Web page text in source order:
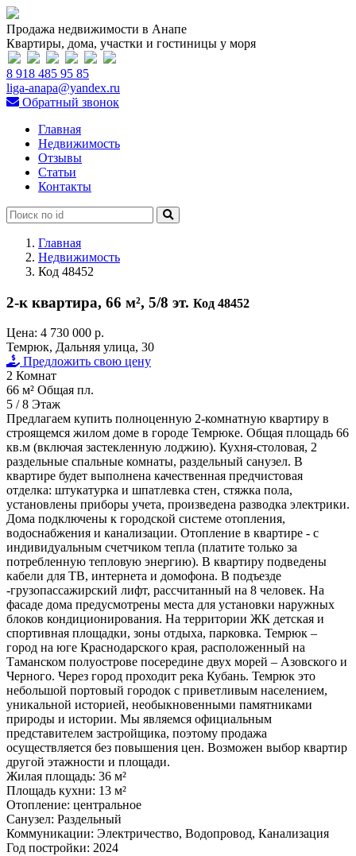
Продажа недвижимости в Анапе
Квартиры, дома, участки и гостиницы у моря
8 918 485 95 85
liga-anapa@yandex.ru
Обратный звонок
Главная
Недвижимость
Отзывы
Статьи
Контакты
Главная
Недвижимость
Код 48452
2-к квартира, 66 м², 5/8 эт. Код 48452
Цена: 4 730 000 р.
Темрюк, Дальняя улица, 30
Предложить свою цену
2 Комнат
66 м² Общая пл.
5 / 8 Этаж
Предлагаем купить полноценную 2-комнатную квартиру в
строящемся жилом доме в городе Темрюке. Общая площадь 66
кв.м (включая застекленную лоджию). Кухня-столовая, 2
раздельные спальные комнаты, раздельный санузел. В
квартире будет выполнена качественная предчистовая
отделка: штукатурка и шпатлевка стен, стяжка пола,
установлены приборы учета, произведена разводка электрики.
Дома подключены к городской системе отопления,
водоснабжения и канализации. Отопление в квартире - с
индивидуальным счетчиком тепла (платите только за
потребленную тепловую энергию). В квартиру подведены
кабели для ТВ, интернета и домофона. В подъезде
-грузопассажирский лифт, рассчитанный на 8 человек. На
фасаде дома предусмотрены места для установки наружных
блоков кондиционирования. На территории ЖК детская и
спортивная площадки, зоны отдыха, парковка. Темрюк –
город на юге Краснодарского края, расположенный на
Таманском полуострове посередине двух морей – Азовского и
Черного. Через город проходит река Кубань. Темрюк это
небольшой портовый городок с приветливым населением,
уникальной историей, необыкновенными памятниками
природы и истории. Мы являемся официальным
представителем застройщика, поэтому продажа
осуществляется без повышения цен. Возможен выбор квартир
другой этажности и площади.
Жилая площадь: 36 м²
Площадь кухни: 13 м²
Отопление: центральное
Санузел: Раздельный
Коммуникации: Электричество, Водопровод, Канализация
Год постройки: 2024